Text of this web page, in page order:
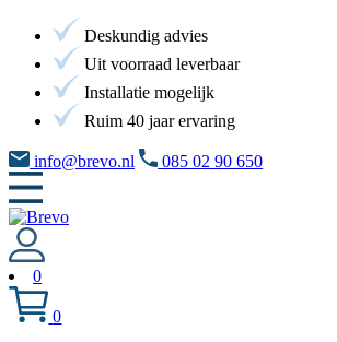
Deskundig advies
Uit voorraad leverbaar
Installatie mogelijk
Ruim 40 jaar ervaring
info@brevo.nl 085 02 90 650
0
0